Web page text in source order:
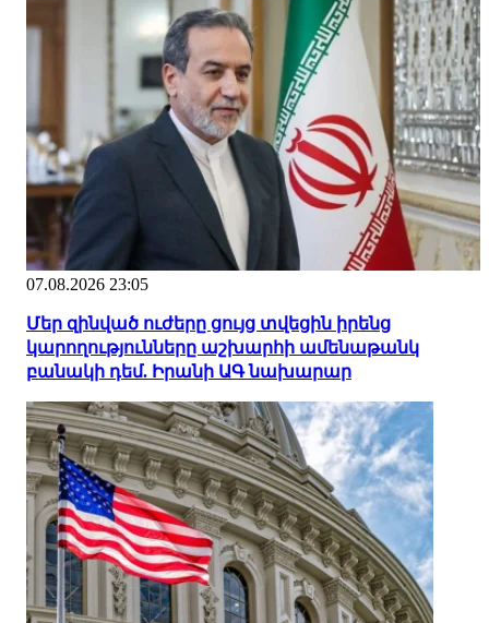
07.08.2026 23:05
Մեր զինված ուժերը ցույց տվեցին իրենց
կարողությունները աշխարհի ամենաթանկ
բանակի դեմ. Իրանի ԱԳ նախարար